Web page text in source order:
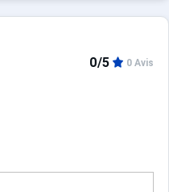
0/5 0 Avis